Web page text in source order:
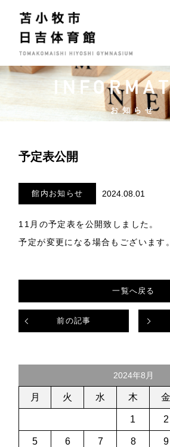
お知らせ
予定表公開
館内お知らせ 2024.08.01
11月の予定表を公開致しました。
予定が変更になる場合もございます
前の記事
一覧へ戻る
2024年8月
月 火 水 木 金
1 2
5 6 7 8 9